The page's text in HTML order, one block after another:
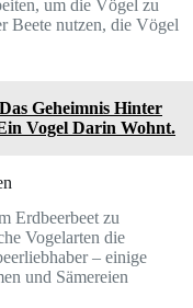
um die Vögel zu
Beete nutzen, die Vögel
Geheimnis Hinter
Vogel Darin Wohnt.
Erdbeerbeet zu
Vogelarten die
– einige
und Sämereien